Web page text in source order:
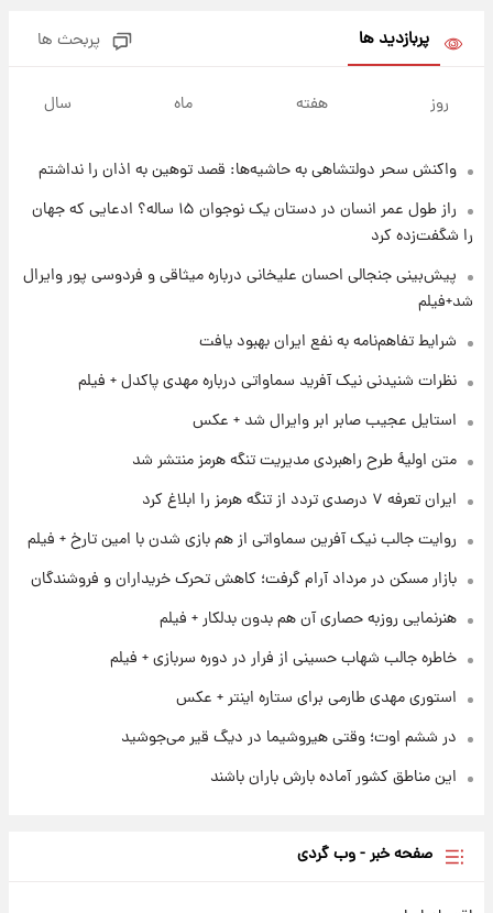
امروز پنجشنبه ۱۵ مرداد ۱۴۰۵ +جدول
۱ روز پیش
۱ روز پیش
۱ روز پیش
شرایط تازه فروش اقساطی سایپا اعلام شد؛
شاهین، کوییک، اطلس، سهند و ساینا با اقساط
سیگنال‌های جدید برای بازار طلا؛ پیش‌بینی
۱ روز پیش
پربازدید ها پربحث ها
روز هفته ماه سال
واکنش سحر دولتشاهی به حاشیه‌ها: قصد توهین به اذان را نداشتم
راز طول عمر انسان در دستان یک نوجوان ۱۵ ساله؟ ادعایی که جهان
را شگفت‌زده کرد
پیش‌بینی جنجالی احسان علیخانی درباره میثاقی و فردوسی پور وایرال
شد+فیلم
شرایط تفاهم‌نامه به نفع ایران بهبود یافت
نظرات شنیدنی نیک آفرید سماواتی درباره مهدی پاکدل + فیلم
استایل عجیب صابر ابر وایرال شد + عکس
متن اولیۀ طرح راهبردی مدیریت تنگه هرمز منتشر شد
ایران تعرفه ۷ درصدی تردد از تنگه هرمز را ابلاغ کرد
روایت جالب نیک آفرین سماواتی از هم بازی شدن با امین تارخ + فیلم
بازار مسکن در مرداد آرام گرفت؛ کاهش تحرک خریداران و فروشندگان
هنرنمایی روزبه حصاری آن هم بدون بدلکار + فیلم
خاطره جالب شهاب حسینی از فرار در دوره سربازی + فیلم
استوری مهدی طارمی برای ستاره اینتر + عکس
در ششم اوت؛ وقتی هیروشیما در دیگ قیر می‌جوشید
این مناطق کشور آماده بارش باران باشند
صفحه خبر - وب گردی